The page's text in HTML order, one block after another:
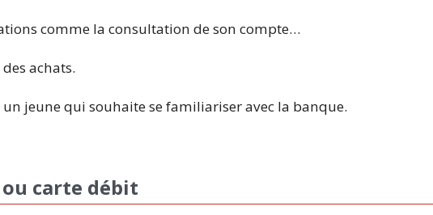
comme la consultation de son compte…
achats.
jeune qui souhaite se familiariser avec la banque.
carte débit